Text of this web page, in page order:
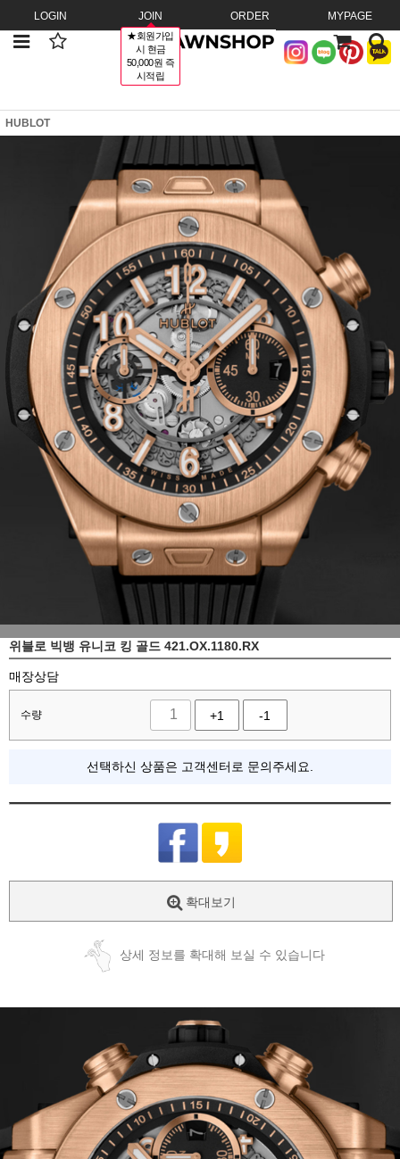
LOGIN JOIN
★회원가입
시 현금
50,000원 즉
시적립
ORDER MYPAGE
HUBLOT
위블로 빅뱅 유니코 킹 골드 421.OX.1180.RX
매장상담
수량 +1 -1
선택하신 상품은 고객센터로 문의주세요.
확대보기
상세 정보를 확대해 보실 수 있습니다